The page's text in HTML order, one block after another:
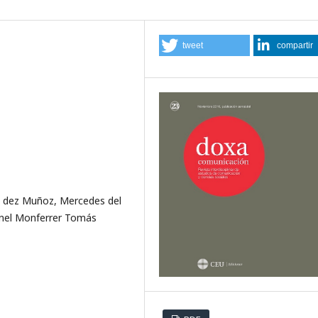
Muñoz, Mercedes del
Monferrer Tomás
tweet compartir